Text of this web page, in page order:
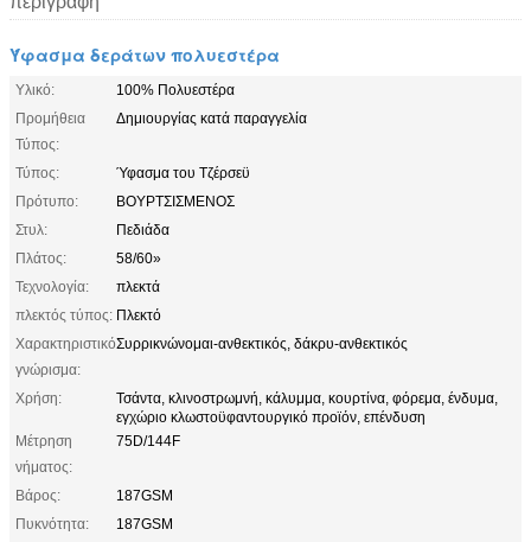
Ύφασμα δεράτων πολυεστέρα
Υλικό:
100% Πολυεστέρα
Προμήθεια
Τύπος:
Δημιουργίας κατά παραγγελία
Τύπος:
Ύφασμα του Τζέρσεϋ
Πρότυπο:
ΒΟΥΡΤΣΙΣΜΕΝΟΣ
Στυλ:
Πεδιάδα
Πλάτος:
58/60»
Τεχνολογία:
πλεκτά
πλεκτός τύπος: Πλεκτό
Χαρακτηριστικό
γνώρισμα:
Συρρικνώνομαι-ανθεκτικός, δάκρυ-ανθεκτικός
Χρήση:
Τσάντα, κλινοστρωμνή, κάλυμμα, κουρτίνα, φόρεμα, ένδυμα,
εγχώριο κλωστοϋφαντουργικό προϊόν, επένδυση
Μέτρηση
νήματος:
75D/144F
Βάρος:
187GSM
Πυκνότητα:
187GSM